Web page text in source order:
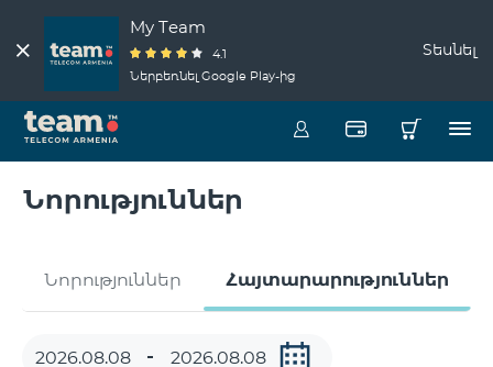
My Team
4.1
Ներբեռնել Google Play-ից
Տեսնել
Նորություններ
Նորություններ Հայտարարություններ